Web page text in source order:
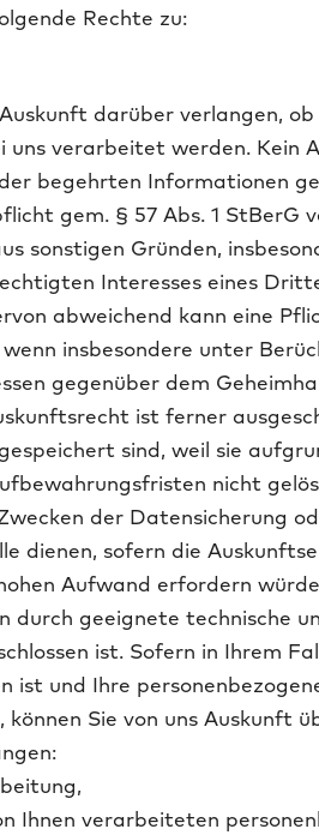
Rechte zu:
darüber verlangen,
uns verarbeitet werden. Kein
begehrten Informationen
gem. § 57 Abs. 1 StBerG
sonstigen Gründen,
Interesses eines
abweichend kann eine
insbesondere unter
gegenüber dem
ist ferner
sind, weil sie
nicht
der Datensicherung
dienen, sofern die
Aufwand erfordern
durch geeignete technische
ist. Sofern in Ihrem
ist und Ihre
Sie von uns Auskunft
Ihnen verarbeiteten